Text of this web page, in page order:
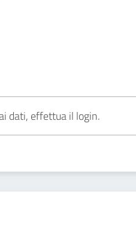
dati, effettua il login.